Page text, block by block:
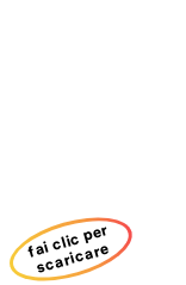
fai clic per
scaricare